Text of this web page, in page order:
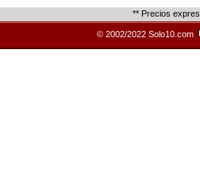
** Precios
© 2002/2022 Solo10.com